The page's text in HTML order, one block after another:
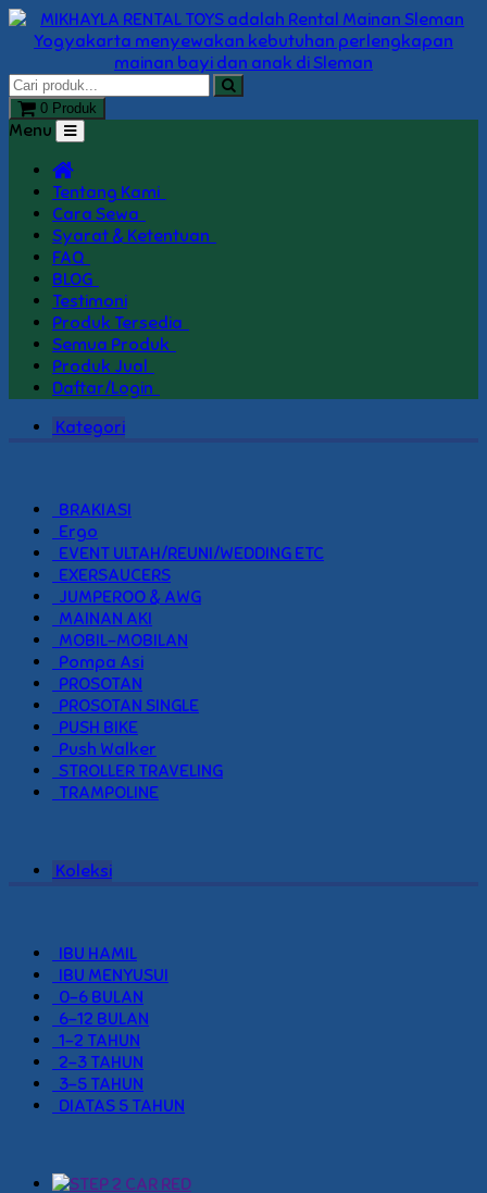
0 Produk
Menu
Tentang Kami
Cara Sewa
Syarat & Ketentuan
FAQ
BLOG
Testimoni
Produk Tersedia
Semua Produk
Produk Jual
Daftar/Login
Kategori
BRAKIASI
Ergo
EVENT ULTAH/REUNI/WEDDING ETC
EXERSAUCERS
JUMPEROO & AWG
MAINAN AKI
MOBIL-MOBILAN
Pompa Asi
PROSOTAN
PROSOTAN SINGLE
PUSH BIKE
Push Walker
STROLLER TRAVELING
TRAMPOLINE
Koleksi
IBU HAMIL
IBU MENYUSUI
0-6 BULAN
6-12 BULAN
1-2 TAHUN
2-3 TAHUN
3-5 TAHUN
DIATAS 5 TAHUN